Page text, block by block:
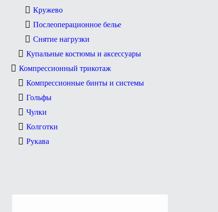
Кружево
Послеоперационное белье
Снятие нагрузки
Купальные костюмы и аксессуары
Компрессионный трикотаж
Компрессионные бинты и системы
Гольфы
Чулки
Колготки
Рукава